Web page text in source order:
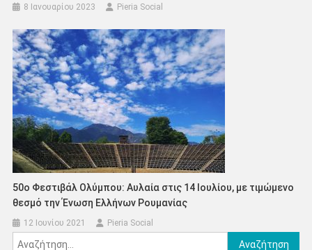
8 Ιανουαρίου 2023 Pieria Social
50ο Φεστιβάλ Ολύμπου: Αυλαία στις 14 Ιουλίου, με τιμώμενο
θεσμό την Ένωση Ελλήνων Ρουμανίας
12 Ιουνίου 2021 Pieria Social
Αναζήτηση